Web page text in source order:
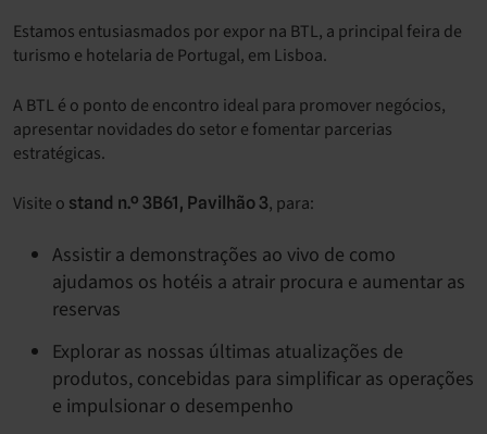
Estamos entusiasmados por expor na BTL, a principal feira de
turismo e hotelaria de Portugal, em Lisboa.
A BTL é o ponto de encontro ideal para promover negócios,
apresentar novidades do setor e fomentar parcerias
estratégicas.
Visite o stand n.º 3B61, Pavilhão 3, para:
Assistir a demonstrações ao vivo de como
ajudamos os hotéis a atrair procura e aumentar as
reservas
Explorar as nossas últimas atualizações de
produtos, concebidas para simplificar as operações
e impulsionar o desempenho